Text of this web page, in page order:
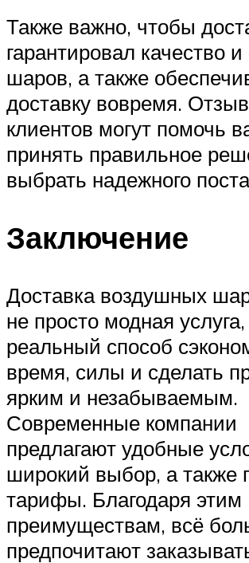
Также важно, чтобы
гарантировал качество
шаров, а также
доставку вовремя.
клиентов могут помочь
принять правильное
выбрать надежного
Заключение
Доставка воздушных
не просто модная
реальный способ
время, силы и сделать
ярким и незабываемым.
Современные компании
предлагают удобные
широкий выбор, а также
тарифы. Благодаря этим
преимуществам, всё
предпочитают